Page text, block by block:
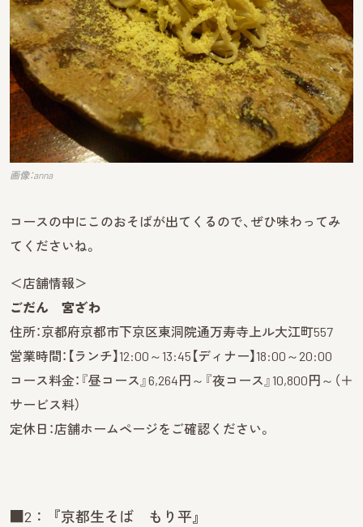
画像：anna
コースの中にこのおそばが出てくるので、ぜひ味わってみ
てくださいね。
＜店舗情報＞
ごだん 宮ざわ
住所：京都府京都市下京区東洞院通万寿寺上ル大江町557
営業時間：【ランチ】12:00～13:45【ディナー】18:00～20:00
コース料金：『昼コース』6,264円～『夜コース』10,800円～（＋
サービス料）
定休日：店舗ホームページをご確認ください。
■2：『京都生そば もり平』